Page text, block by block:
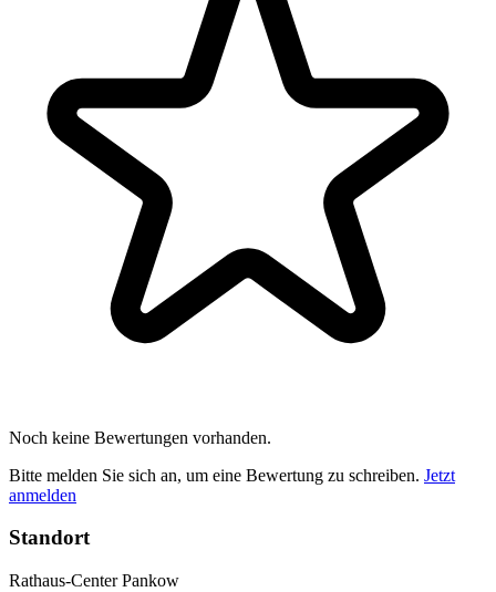
Noch keine Bewertungen vorhanden.
Bitte melden Sie sich an, um eine Bewertung zu schreiben. Jetzt
anmelden
Standort
Rathaus-Center Pankow